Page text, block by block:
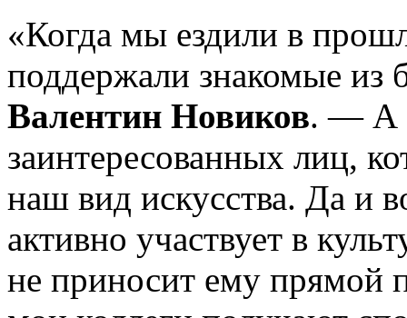
«Когда мы ездили в
поддержали знакомые из
Валентин Новиков. — А
заинтересованных лиц,
наш вид искусства. Да и
активно участвует в
не приносит ему прямой